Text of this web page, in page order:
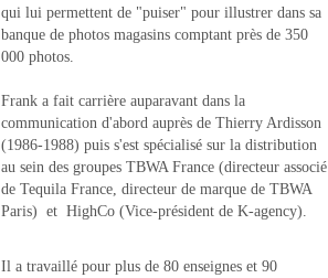
qui lui permettent de "puiser" pour illustrer dans sa
banque de photos magasins comptant près de 350
000 photos.
Frank a fait carrière auparavant dans la
communication d'abord auprès de Thierry Ardisson
(1986-1988) puis s'est spécialisé sur la distribution
au sein des groupes TBWA France (directeur associé
de Tequila France, directeur de marque de TBWA
Paris) et HighCo (Vice-président de K-agency).
Il a travaillé pour plus de 80 enseignes et 90